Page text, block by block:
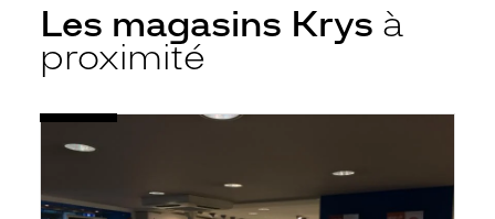
Les magasins Krys à
proximité
Opticien
Aulnay-
Bois
Voir